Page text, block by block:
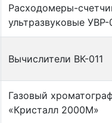
Расходомеры-
ультразвуковые УВР-
Вычислители ВК-011
Газовый
«Кристалл 2000М»